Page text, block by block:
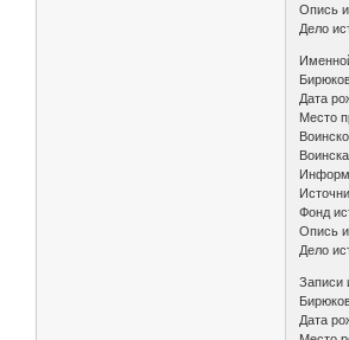
Опись
Дело
Дата
Место
Фонд
Опись
Дело
Записи
Дата